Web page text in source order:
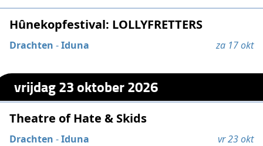
Hûnekopfestival: LOLLYFRETTERS
Drachten -Iduna za 17 okt
vrijdag 23 oktober 2026
Theatre of Hate & Skids
Drachten -Iduna vr 23 okt